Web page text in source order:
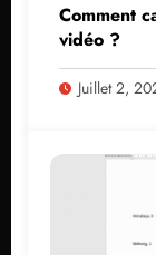
Comment
vidéo ?
Juillet 2,